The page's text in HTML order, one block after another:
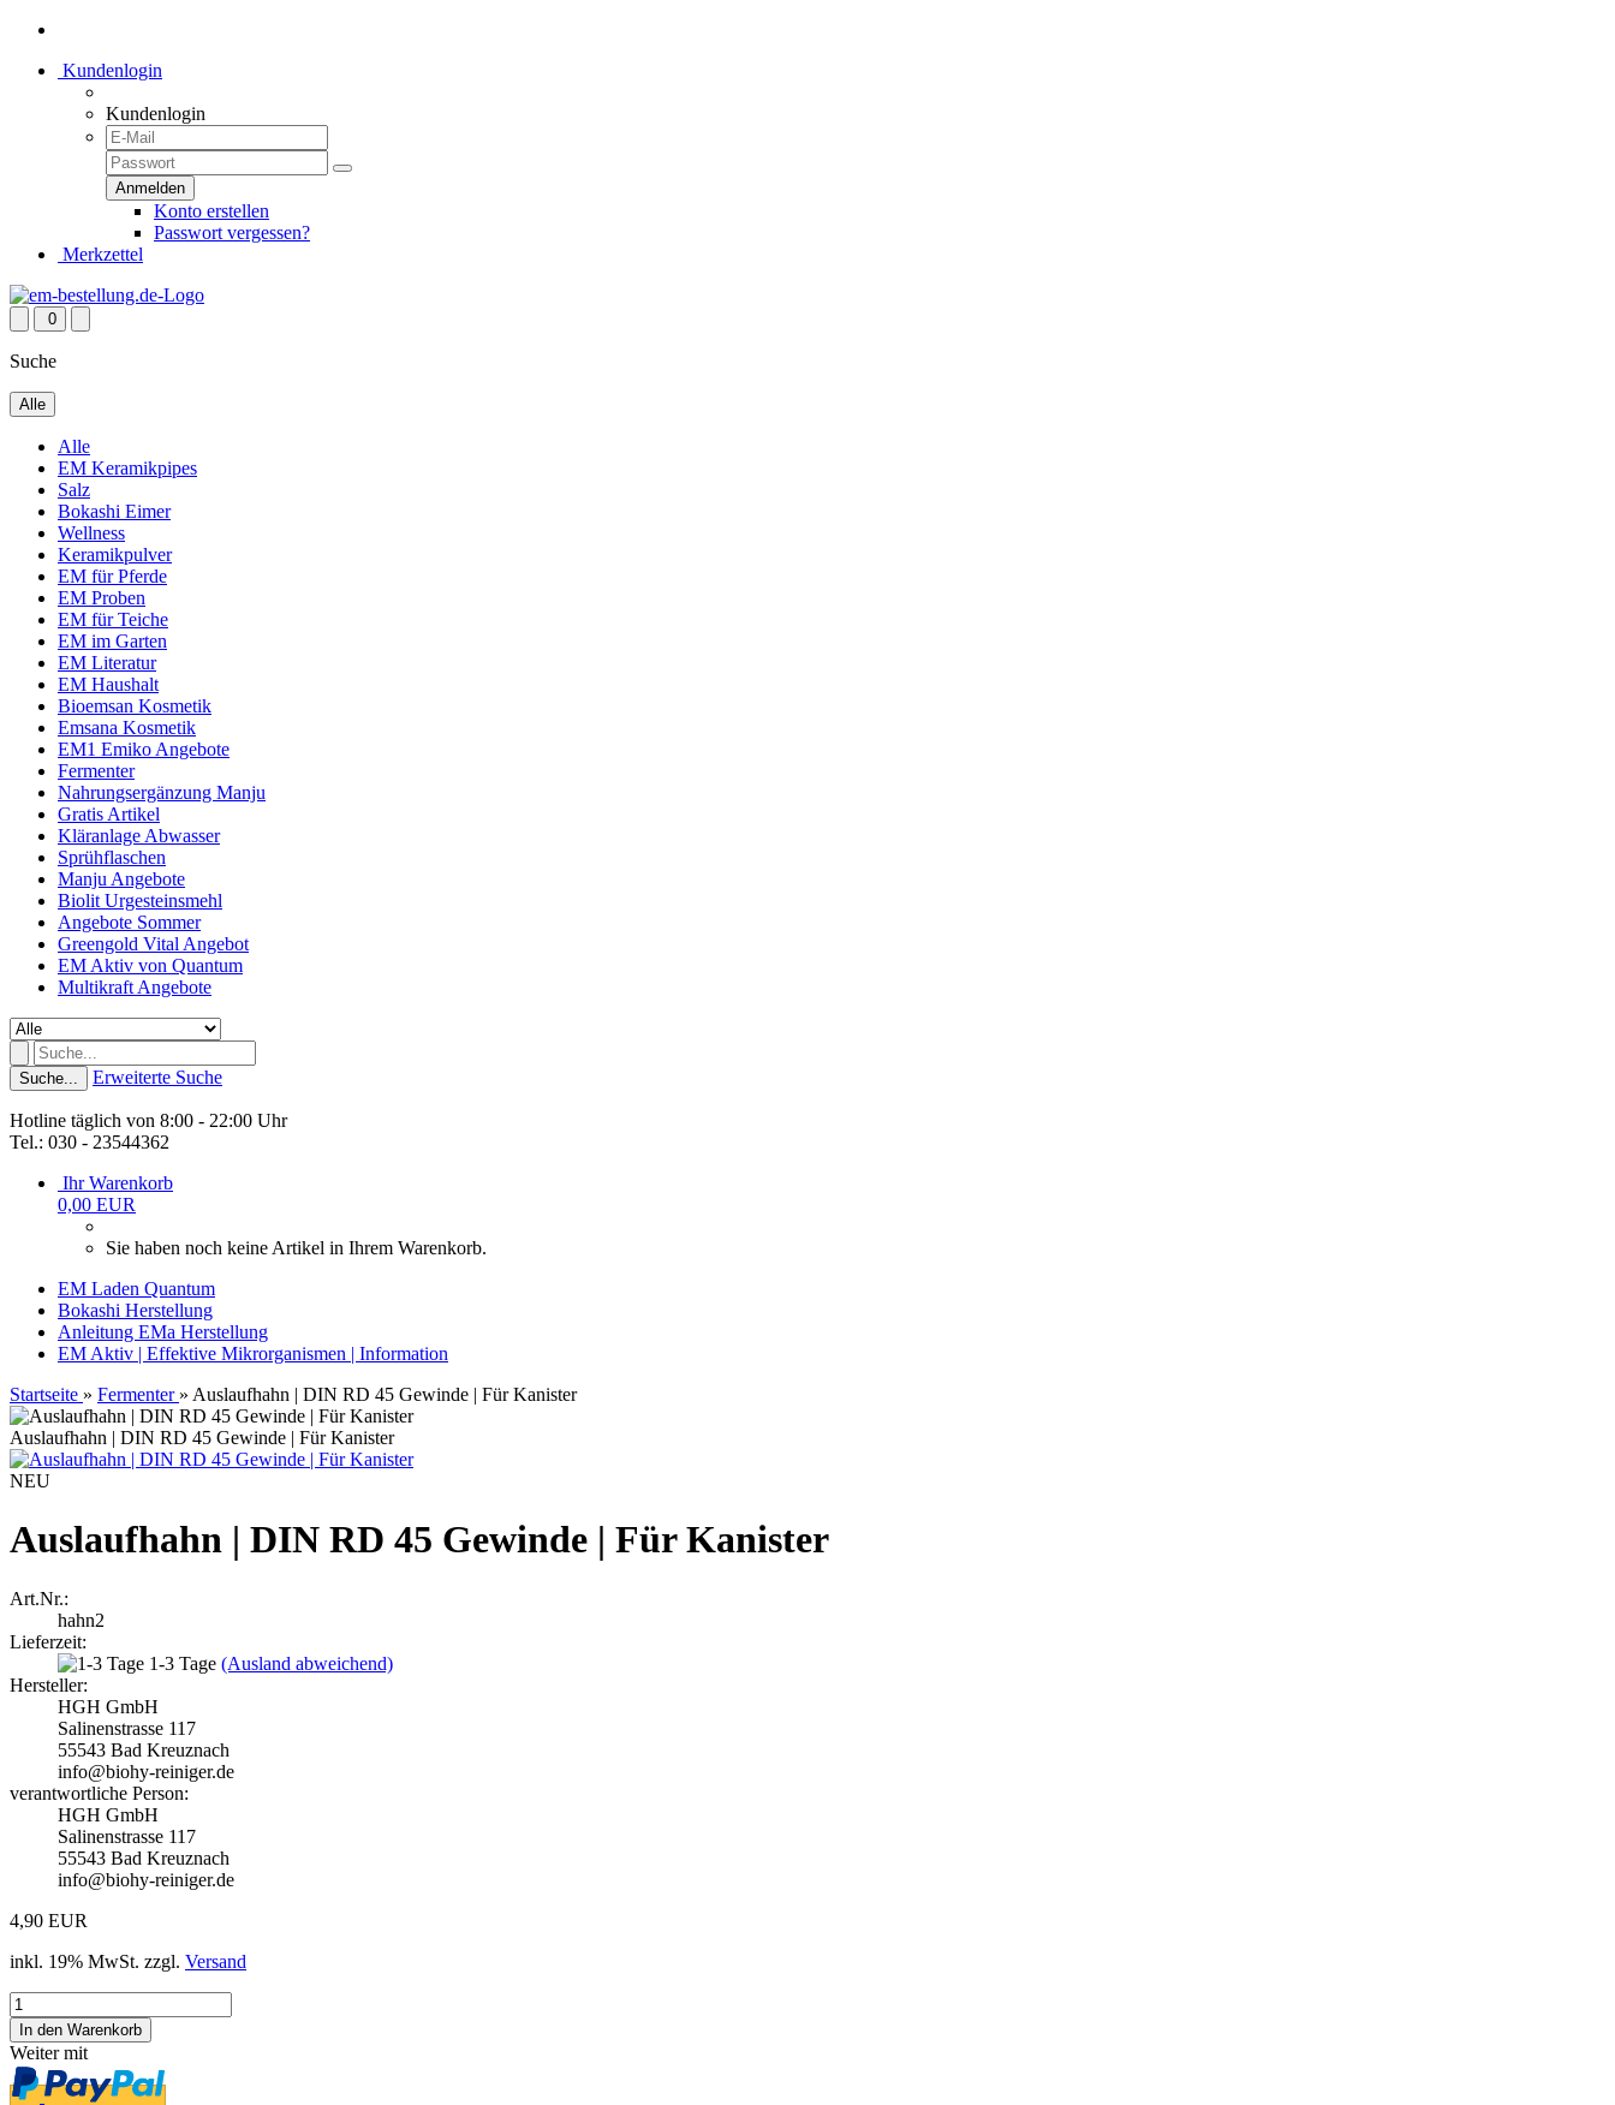
Kundenlogin
Kundenlogin
Konto erstellen
Passwort vergessen?
Merkzettel
0
Suche
Alle
Alle
EM Keramikpipes
Salz
Bokashi Eimer
Wellness
Keramikpulver
EM für Pferde
EM Proben
EM für Teiche
EM im Garten
EM Literatur
EM Haushalt
Bioemsan Kosmetik
Emsana Kosmetik
EM1 Emiko Angebote
Fermenter
Nahrungsergänzung Manju
Gratis Artikel
Kläranlage Abwasser
Sprühflaschen
Manju Angebote
Biolit Urgesteinsmehl
Angebote Sommer
Greengold Vital Angebot
EM Aktiv von Quantum
Multikraft Angebote
Suche... Erweiterte Suche
Hotline täglich von 8:00 - 22:00 Uhr
Tel.: 030 - 23544362
Ihr Warenkorb
0,00 EUR
Sie haben noch keine Artikel in Ihrem Warenkorb.
EM Laden Quantum
Bokashi Herstellung
Anleitung EMa Herstellung
EM Aktiv | Effektive Mikrorganismen | Information
Startseite » Fermenter » Auslaufhahn | DIN RD 45 Gewinde | Für Kanister
Auslaufhahn | DIN RD 45 Gewinde | Für Kanister
NEU
Auslaufhahn | DIN RD 45 Gewinde | Für Kanister
Art.Nr.:
hahn2
Lieferzeit:
1-3 Tage (Ausland abweichend)
Hersteller:
HGH GmbH
Salinenstrasse 117
55543 Bad Kreuznach
info@biohy-reiniger.de
verantwortliche Person:
HGH GmbH
Salinenstrasse 117
55543 Bad Kreuznach
info@biohy-reiniger.de
4,90 EUR
inkl. 19% MwSt. zzgl. Versand
Weiter mit